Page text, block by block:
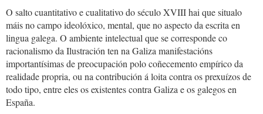
O salto cuantitativo e cualitativo do século XVIII hai que situalo
máis no campo ideolóxico, mental, que no aspecto da escrita en
lingua galega. O ambiente intelectual que se corresponde co
racionalismo da Ilustración ten na Galiza manifestacións
importantísimas de preocupación polo coñecemento empírico da
realidade propria, ou na contribución á loita contra os prexuízos de
todo tipo, entre eles os existentes contra Galiza e os galegos en
España.